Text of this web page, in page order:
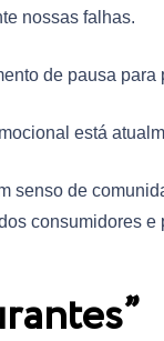
nossas falhas.
de pausa
está
senso de
consumidores e